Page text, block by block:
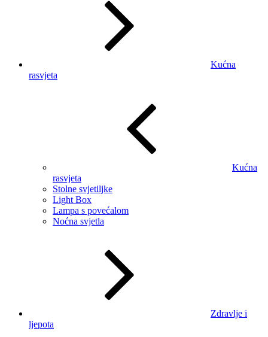
Kućna
rasvjeta
Kućna
rasvjeta
Stolne svjetiljke
Light Box
Lampa s povećalom
Noćna svjetla
Zdravlje i
ljepota